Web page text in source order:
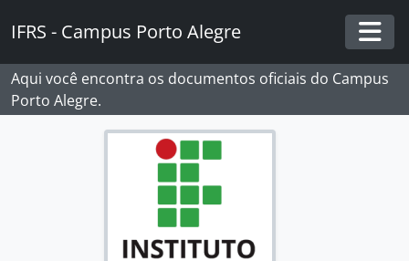
IFRS - Campus Porto Alegre
Aqui você encontra os documentos oficiais do Campus
Porto Alegre.